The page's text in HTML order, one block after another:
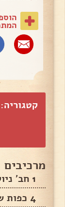
קטגוריה:
מרכיבים
1 חב' ניוקי
4 כפות שמן זית לטיגון